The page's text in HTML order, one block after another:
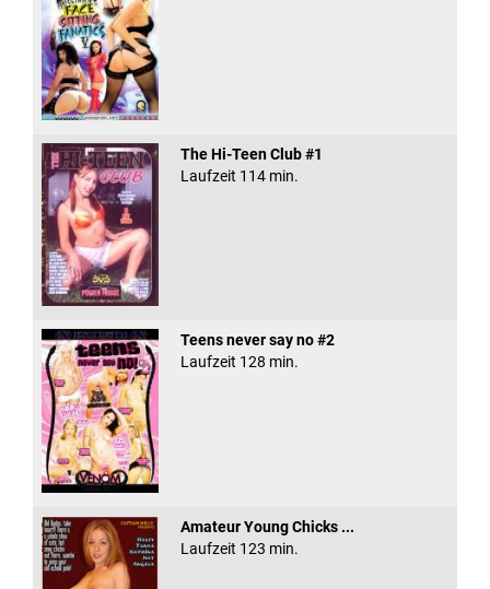
The Hi-Teen Club #1
Laufzeit 114 min.
Teens never say no #2
Laufzeit 128 min.
Amateur Young Chicks ...
Laufzeit 123 min.